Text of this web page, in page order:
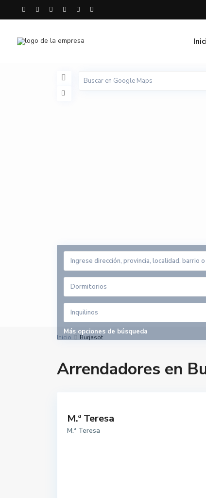
Dormitorios
Inquilinos
Más opciones de búsqueda
Inicio Burjasot
Arrendadores en
M.ª Teresa
M.ª Teresa